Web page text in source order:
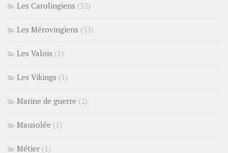
Les Carolingiens (32)
Les Mérovingiens (33)
Les Valois (1)
Les Vikings (1)
Marine de guerre (2)
Mausolée (1)
Métier (1)